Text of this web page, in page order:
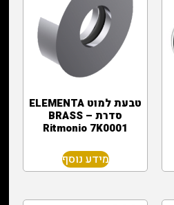
טבעת למוט ELEMENTA
סדרת BRASS –
Ritmonio 7K0001
מידע נוסף